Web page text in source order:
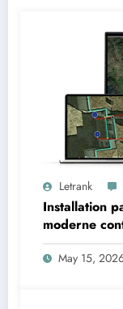
Letrank
Installation
moderne
foudre
May 15,